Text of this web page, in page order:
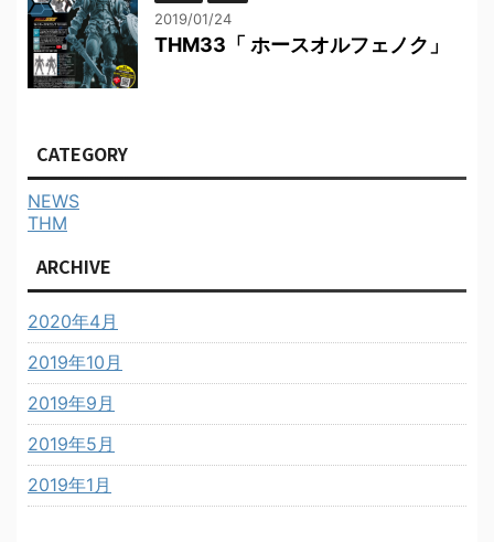
2019/01/24
THM33「 ホースオルフェノク」
CATEGORY
NEWS
THM
ARCHIVE
2020年4月
2019年10月
2019年9月
2019年5月
2019年1月